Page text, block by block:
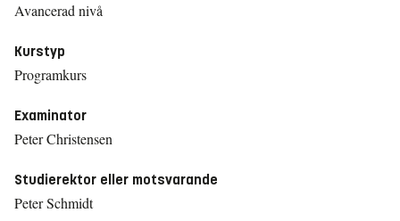
Avancerad nivå
Kurstyp
Programkurs
Examinator
Peter Christensen
Studierektor eller motsvarande
Peter Schmidt